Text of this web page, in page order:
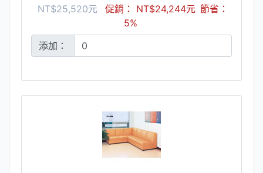
NT$25,520元 促銷： NT$24,244元 節省：
5%
添加：